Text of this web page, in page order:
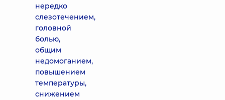
нередко
слезотечением,
головной
болью,
общим
недомоганием,
повышением
температуры,
снижением